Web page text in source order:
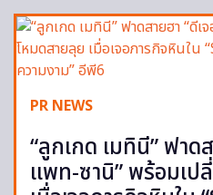
PR NEWS
“ลูกเกด เมทินี” ฟาด
แพท-ซานิ” พร้อมเป